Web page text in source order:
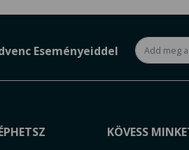
Eseményeiddel
KÖVESS